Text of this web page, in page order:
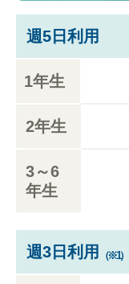
週5日利用
1年生
2年生
3～6
年生
週3日利用 （※1）